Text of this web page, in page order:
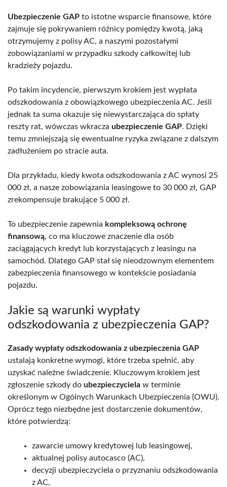
Ubezpieczenie GAP to istotne wsparcie finansowe, które
zajmuje się pokrywaniem różnicy pomiędzy kwotą, jaką
otrzymujemy z polisy AC, a naszymi pozostałymi
zobowiązaniami w przypadku szkody całkowitej lub
kradzieży pojazdu.
Po takim incydencie, pierwszym krokiem jest wypłata
odszkodowania z obowiązkowego ubezpieczenia AC. Jeśli
jednak ta suma okazuje się niewystarczająca do spłaty
reszty rat, wówczas wkracza ubezpieczenie GAP. Dzięki
temu zmniejszają się ewentualne ryzyka związane z dalszym
zadłużeniem po stracie auta.
Dla przykładu, kiedy kwota odszkodowania z AC wynosi 25
000 zł, a nasze zobowiązania leasingowe to 30 000 zł, GAP
zrekompensuje brakujące 5 000 zł.
To ubezpieczenie zapewnia kompleksową ochronę
finansową, co ma kluczowe znaczenie dla osób
zaciągających kredyt lub korzystających z leasingu na
samochód. Dlatego GAP stał się nieodzownym elementem
zabezpieczenia finansowego w kontekście posiadania
pojazdu.
Jakie są warunki wypłaty
odszkodowania z ubezpieczenia GAP?
Zasady wypłaty odszkodowania z ubezpieczenia GAP
ustalają konkretne wymogi, które trzeba spełnić, aby
uzyskać należne świadczenie. Kluczowym krokiem jest
zgłoszenie szkody do ubezpieczyciela w terminie
określonym w Ogólnych Warunkach Ubezpieczenia (OWU).
Oprócz tego niezbędne jest dostarczenie dokumentów,
które potwierdzą:
zawarcie umowy kredytowej lub leasingowej,
aktualnej polisy autocasco (AC),
decyzji ubezpieczyciela o przyznaniu odszkodowania
z AC,